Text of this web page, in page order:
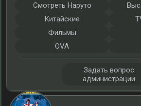
Смотреть Наруто
Китайские
Фильмы
OVA
Задать вопрос
администрации